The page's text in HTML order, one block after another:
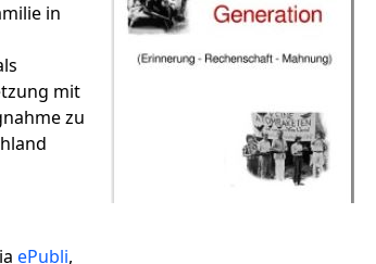
in
mit
zu
ePubli,